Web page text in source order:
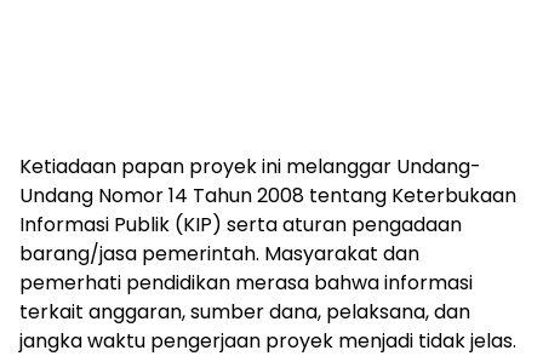
Ketiadaan papan proyek ini melanggar Undang-
Undang Nomor 14 Tahun 2008 tentang Keterbukaan
Informasi Publik (KIP) serta aturan pengadaan
barang/jasa pemerintah. Masyarakat dan
pemerhati pendidikan merasa bahwa informasi
terkait anggaran, sumber dana, pelaksana, dan
jangka waktu pengerjaan proyek menjadi tidak jelas.